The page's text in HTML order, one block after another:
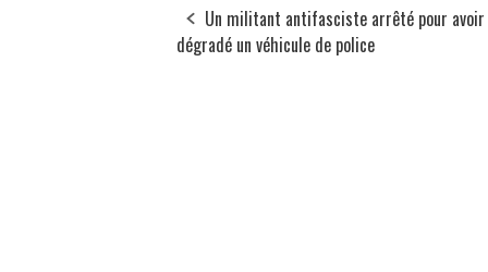
Un militant antifasciste arrêté pour avoir
dégradé un véhicule de police